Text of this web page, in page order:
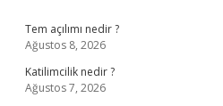
Tem açılımı nedir ?
Ağustos 8, 2026
Katilimcilik nedir ?
Ağustos 7, 2026